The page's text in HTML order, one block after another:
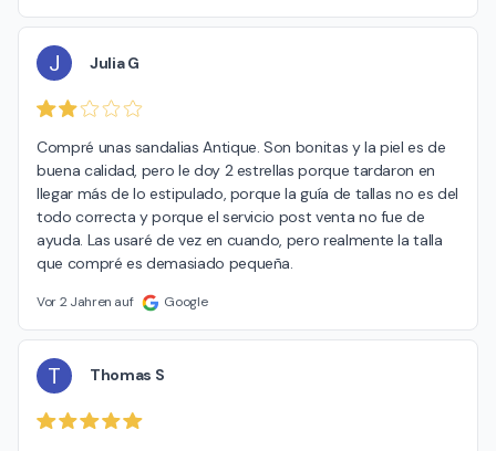
J Julia G
Compré unas sandalias Antique. Son bonitas y la piel es de
buena calidad, pero le doy 2 estrellas porque tardaron en
llegar más de lo estipulado, porque la guía de tallas no es del
todo correcta y porque el servicio post venta no fue de
ayuda. Las usaré de vez en cuando, pero realmente la talla
que compré es demasiado pequeña.
Vor 2 Jahren auf Google
T Thomas S